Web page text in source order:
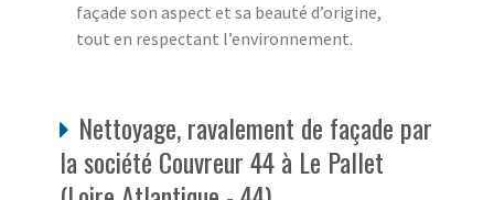
façade son aspect et sa beauté d’origine,
tout en respectant l’environnement.
Nettoyage, ravalement de façade par
la société Couvreur 44 à Le Pallet